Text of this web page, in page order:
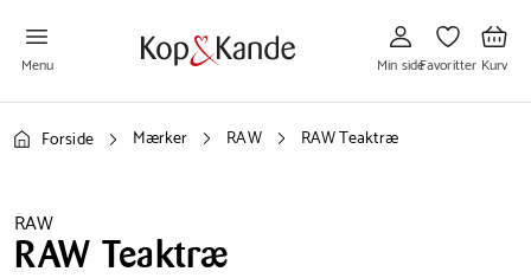
Menu
til
Min
side
Min side
til
Favoritter
Favoritter
til
Kurv
Kurv
Forside Mærker RAW RAW Teaktræ
RAW
RAW Teaktræ